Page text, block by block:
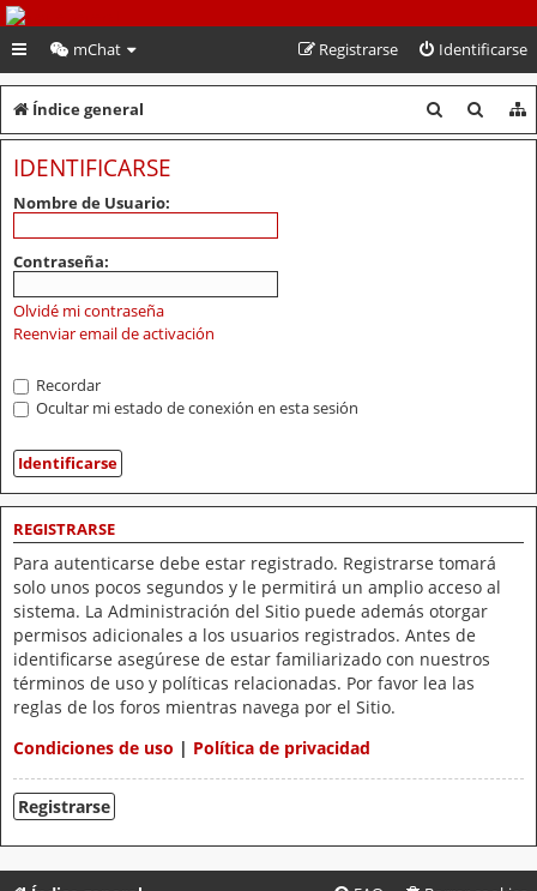
PeruVoley.com
mChat Identificarse
Registrarse
Índice general
u
u
IDENTIFICARSE
Nombre de Usuario:
Contraseña:
Olvidé mi contraseña
Reenviar email de activación
Recordar
Ocultar mi estado de conexión en esta sesión
REGISTRARSE
Para autenticarse debe estar registrado. Registrarse tomará
solo unos pocos segundos y le permitirá un amplio acceso al
sistema. La Administración del Sitio puede además otorgar
permisos adicionales a los usuarios registrados. Antes de
identificarse asegúrese de estar familiarizado con nuestros
términos de uso y políticas relacionadas. Por favor lea las
reglas de los foros mientras navega por el Sitio.
Condiciones de uso | Política de privacidad
Registrarse